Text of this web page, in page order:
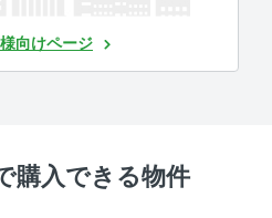
向けページ
購入できる物件